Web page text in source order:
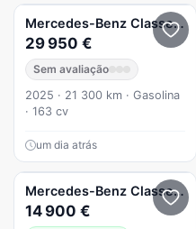
Mercedes-Benz Classe A
29 950 €
Sem avaliação
2025 · 21 300 km · Gasolina
· 163 cv
um dia atrás
Mercedes-Benz Classe A
14 900 €